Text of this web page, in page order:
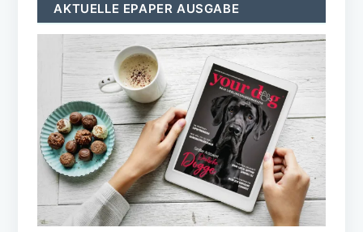
AKTUELLE EPAPER AUSGABE